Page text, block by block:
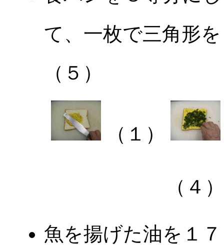
て、一枚で三角形
（５）
（１）
（４
魚を揚げた油を１